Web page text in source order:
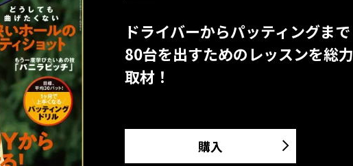
ドライバーからパッティングまで
80台を出すためのレッスンを総力
取材！
購入